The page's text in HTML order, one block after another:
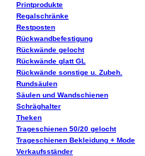
Printprodukte
Regalschränke
Restposten
Rückwandbefestigung
Rückwände gelocht
Rückwände glatt GL
Rückwände sonstige u. Zubeh.
Rundsäulen
Säulen und Wandschienen
Schräghalter
Theken
Trageschienen 50/20 gelocht
Trageschienen Bekleidung + Mode
Verkaufsständer